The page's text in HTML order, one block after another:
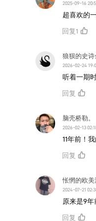
2025-09-16
超喜欢的
回复1
狼狈的史诗
2026-02-24
听着一期
回复
脑壳桥勒。
2026-02-13
11年前！
回复
怅惘的欧
2024-07-21
原来是9
回复